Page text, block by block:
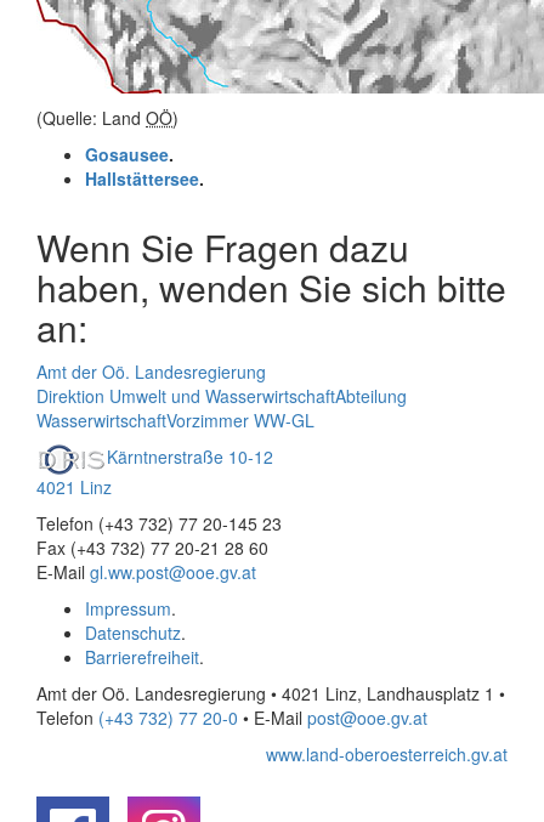
(Quelle: Land OÖ)
Gosausee.
Hallstättersee.
Wenn Sie Fragen dazu
haben, wenden Sie sich bitte
an:
Amt der Oö. Landesregierung
Direktion Umwelt und WasserwirtschaftAbteilung
WasserwirtschaftVorzimmer WW-GL
Kärntnerstraße 10-12
4021 Linz
Telefon (+43 732) 77 20-145 23
Fax (+43 732) 77 20-21 28 60
E-Mail gl.ww.post@ooe.gv.at
Impressum.
Datenschutz.
Barrierefreiheit.
Amt der Oö. Landesregierung • 4021 Linz, Landhausplatz 1 •
Telefon (+43 732) 77 20-0 • E-Mail post@ooe.gv.at
www.land-oberoesterreich.gv.at